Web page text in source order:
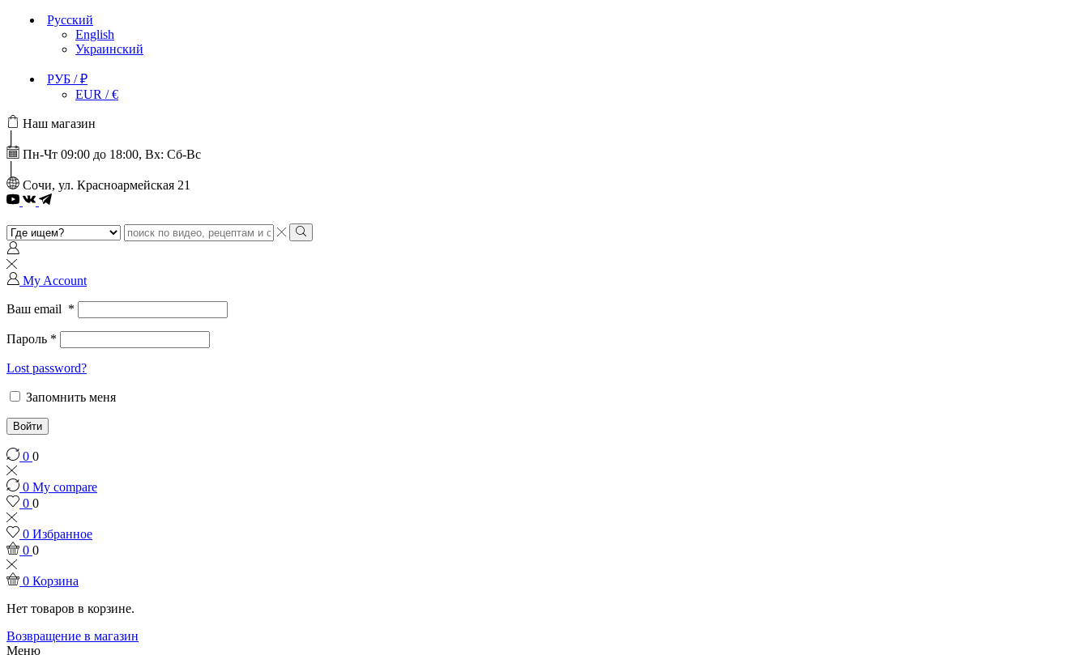
Русский
English
Украинский
РУБ / ₽
EUR / €
Наш магазин
Пн-Чт 09:00 до 18:00, Вх: Сб-Вс
Сочи, ул. Красноармейская 21
Youtube
Search
input
Search
My Account
Ваш email *
Пароль *
Lost password?
Запомнить меня
Войти
0 0
0 My compare
0 0
0 Избранное
0 0
0 Корзина
Нет товаров в корзине.
Возвращение в магазин
Меню